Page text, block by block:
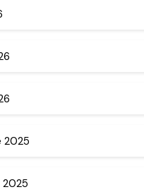
2025
2025